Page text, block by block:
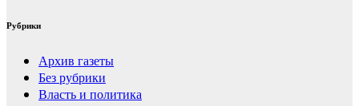
Рубрики
Архив газеты
Без рубрики
Власть и политика